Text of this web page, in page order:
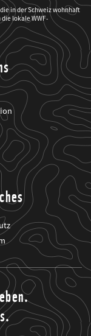
in der Schweiz wohnhaft
lokale WWF-